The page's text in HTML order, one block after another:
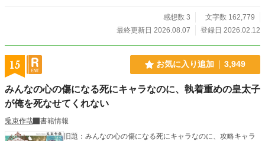
感想数 3
文字数 162,779
最終更新日 2026.08.07
登録日 2026.02.12
15 お気に入り追加 3,949
みんなの心の傷になる死にキャラなのに、執着重めの皇太子
が俺を死なせてくれない
兎束作哉
書籍情報
旧題：みんなの心の傷になる死にキャラなのに、攻略キャラ